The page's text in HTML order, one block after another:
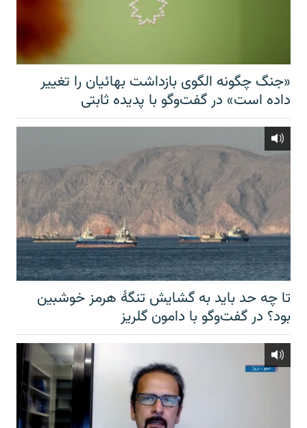
«جنگ چگونه الگوی بازداشت بهائیان را تغییر
داده است» در گفت‌وگو با پدیده ثابتی
تا چه حد باید به گشایش تنگهٔ هرمز خوشبین
بود؟ در گفت‌وگو با دامون گلریز